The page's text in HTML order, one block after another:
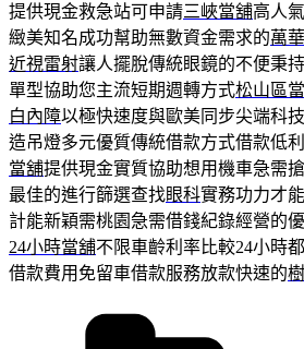
提供現金救急站可申請三峽當舖高人
緻美知名成功幫助無數資金需求的萬
近視雷射讓人擺脫傳統眼鏡的不便秉
單型協助您主流短期週轉方式松山區
白內障以極快速度與歐美同步尖端科
造吊燈多元優質傳統借款方式借款低利
當舖提供現金實質協助想用機車急需
最佳的進行篩選查找眼科實務功力才
計能新穎需桃園急需借錢紀錄經營的
24小時當舖不限車齡利率比較24小時
借款費用免留車借款服務放款快速的